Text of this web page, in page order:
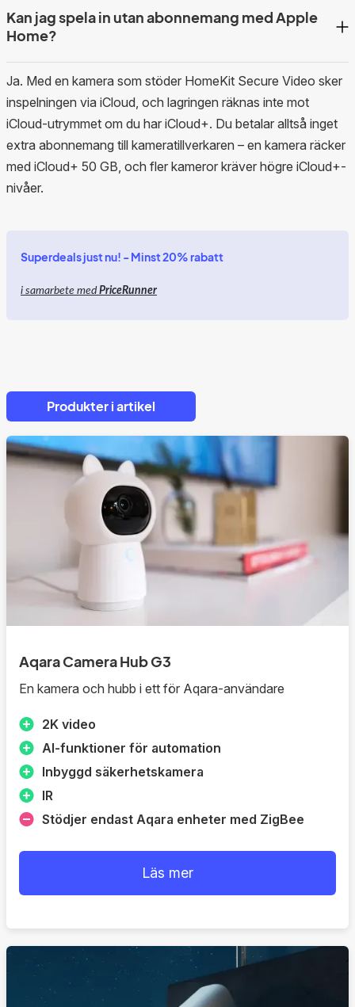
Kan jag spela in utan abonnemang med Apple
Home?
Ja. Med en kamera som stöder HomeKit Secure Video sker
inspelningen via iCloud, och lagringen räknas inte mot
iCloud-utrymmet om du har iCloud+. Du betalar alltså inget
extra abonnemang till kameratillverkaren – en kamera räcker
med iCloud+ 50 GB, och fler kameror kräver högre iCloud+-
nivåer.
Superdeals just nu! - Minst 20% rabatt
i samarbete med PriceRunner
Produkter i artikel
Aqara Camera Hub G3
En kamera och hubb i ett för Aqara-användare
2K video
AI-funktioner för automation
Inbyggd säkerhetskamera
IR
Stödjer endast Aqara enheter med ZigBee
Läs mer